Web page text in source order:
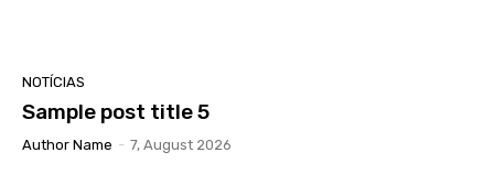
NOTÍCIAS
Sample post title 5
Author Name - 7, August 2026